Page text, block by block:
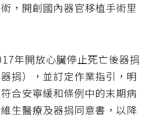
，開創國內器官移植手術里
年開放心臟停止死亡後器捐
器捐），並訂定作業指引，明
合安寧緩和條例中的末期病
生醫療及器捐同意書，以降